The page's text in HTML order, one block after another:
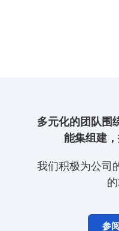
多元化的团队围
能集组建，
我们积极为公司
参